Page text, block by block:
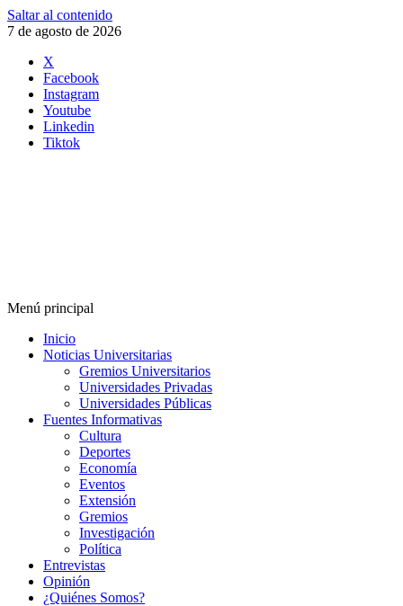
Saltar al contenido
7 de agosto de 2026
X
Facebook
Instagram
Youtube
Linkedin
Tiktok
Menú principal
Inicio
Noticias Universitarias
Gremios Universitarios
Universidades Privadas
Universidades Públicas
Fuentes Informativas
Cultura
Deportes
Economía
Eventos
Extensión
Gremios
Investigación
Política
Entrevistas
Opinión
¿Quiénes Somos?